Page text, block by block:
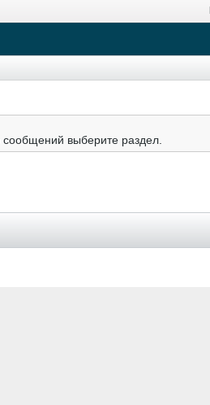
выберите раздел.